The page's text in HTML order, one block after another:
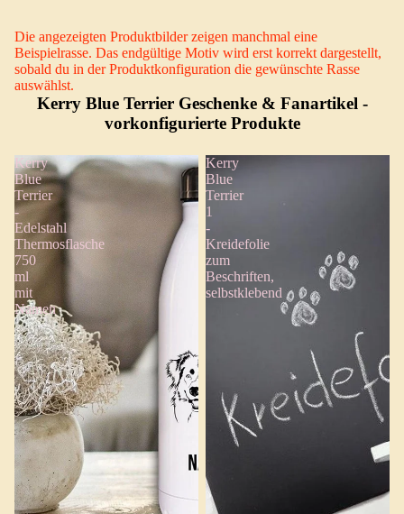
Die angezeigten Produktbilder zeigen manchmal eine
Beispielrasse. Das endgültige Motiv wird erst korrekt dargestellt,
sobald du in der Produktkonfiguration die gewünschte Rasse
auswählst.
Kerry Blue Terrier Geschenke & Fanartikel -
vorkonfigurierte Produkte
Kerry
Blue
Terrier
-
Edelstahl
Thermosflasche
750
ml
mit
Namen
Kerry
Blue
Terrier
1
-
Kreidefolie
zum
Beschriften,
selbstklebend